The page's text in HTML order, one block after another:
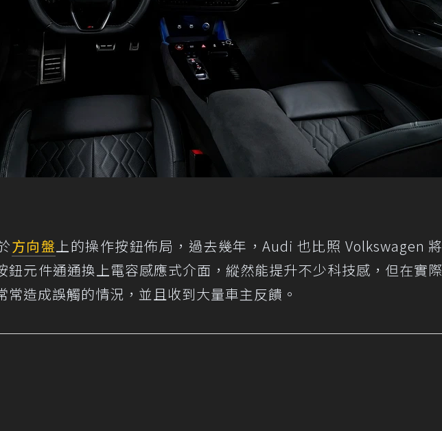
方向盤上的操作按鈕佈局，過去幾年，Audi 也比照 Volkswagen 將
鈕元件通通換上電容感應式介面，縱然能提升不少科技感，但在實際
常造成誤觸的情況，並且收到大量車主反饋。